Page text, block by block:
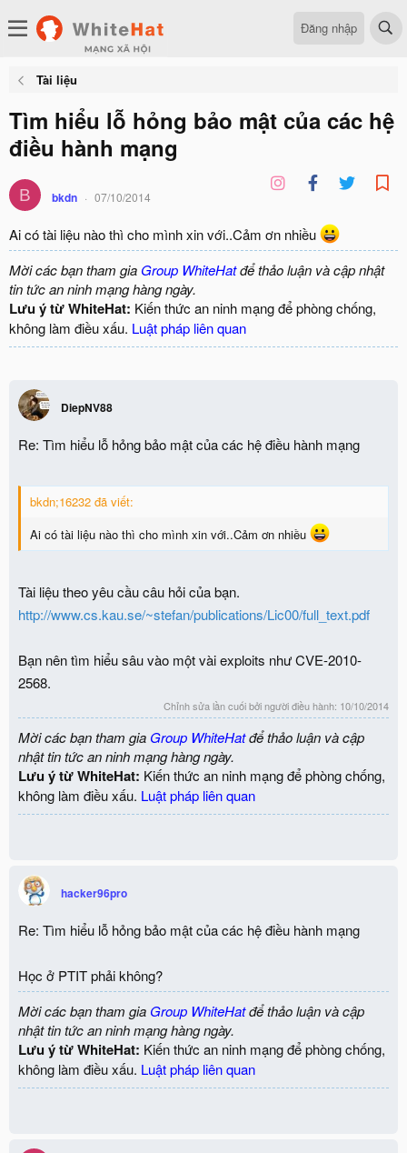
Đăng nhập
Tài liệu
Tìm hiểu lỗ hỏng bảo mật của các hệ
điều hành mạng
B bkdn 07/10/2014
Ai có tài liệu nào thì cho mình xin với..Cảm ơn nhiều
Mời các bạn tham gia Group WhiteHatđể thảo luận và cập nhật
tin tức an ninh mạng hàng ngày.
Lưu ý từ WhiteHat: Kiến thức an ninh mạng để phòng chống,
không làm điều xấu. Luật pháp liên quan
DiepNV88
Re: Tìm hiểu lỗ hỏng bảo mật của các hệ điều hành mạng
bkdn;16232 đã viết:
Ai có tài liệu nào thì cho mình xin với..Cảm ơn nhiều
Tài liệu theo yêu cầu câu hỏi của bạn.
http://www.cs.kau.se/~stefan/publications/Lic00/full_text.pdf
Bạn nên tìm hiểu sâu vào một vài exploits như CVE-2010-
2568.
Chỉnh sửa lần cuối bởi người điều hành: 10/10/2014
Mời các bạn tham gia Group WhiteHatđể thảo luận và cập
nhật tin tức an ninh mạng hàng ngày.
Lưu ý từ WhiteHat: Kiến thức an ninh mạng để phòng chống,
không làm điều xấu. Luật pháp liên quan
hacker96pro
Re: Tìm hiểu lỗ hỏng bảo mật của các hệ điều hành mạng
Học ở PTIT phải không?
Mời các bạn tham gia Group WhiteHatđể thảo luận và cập
nhật tin tức an ninh mạng hàng ngày.
Lưu ý từ WhiteHat: Kiến thức an ninh mạng để phòng chống,
không làm điều xấu. Luật pháp liên quan